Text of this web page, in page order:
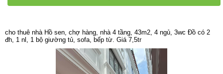
cho thuê nhà Hồ sen, chợ hàng, nhà 4 tầng, 43m2, 4 ngủ, 3wc Đồ có 2
đh, 1 nl, 1 bộ giường tủ, sofa, bếp từ. Giá 7,5tr